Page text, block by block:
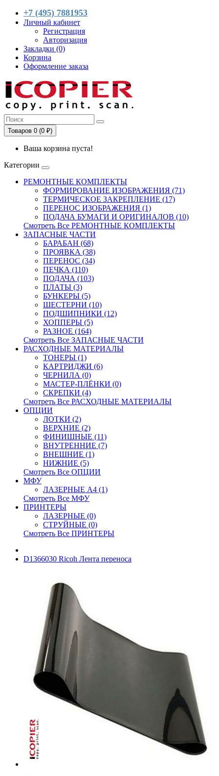
+7 (495) 7881953
Личный кабинет
Регистрация
Авторизация
Закладки (0)
Корзина
Оформление заказа
Товаров 0 (0 ₽)
Ваша корзина пуста!
Категории
РЕМОНТНЫЕ КОМПЛЕКТЫ
ФОРМИРОВАНИЕ ИЗОБРАЖЕНИЯ (71)
ТЕРМИЧЕСКОЕ ЗАКРЕПЛЕНИЕ (17)
ПЕРЕНОС ИЗОБРАЖЕНИЯ (1)
ПОДАЧА БУМАГИ И ОРИГИНАЛОВ (10)
Смотреть Все РЕМОНТНЫЕ КОМПЛЕКТЫ
ЗАПАСНЫЕ ЧАСТИ
БАРАБАН (68)
ПРОЯВКА (38)
ПЕРЕНОС (34)
ПЕЧКА (110)
ПОДАЧА (103)
ПЛАТЫ (3)
БУНКЕРЫ (5)
ШЕСТЕРНИ (10)
ПОДШИПНИКИ (12)
ХОППЕРЫ (5)
РАЗНОЕ (164)
Смотреть Все ЗАПАСНЫЕ ЧАСТИ
РАСХОДНЫЕ МАТЕРИАЛЫ
ТОНЕРЫ (1)
КАРТРИДЖИ (6)
ЧЕРНИЛА (0)
МАСТЕР-ПЛЁНКИ (0)
СКРЕПКИ (4)
Смотреть Все РАСХОДНЫЕ МАТЕРИАЛЫ
ОПЦИИ
ЛОТКИ (2)
ВЕРХНИЕ (2)
ФИНИШНЫЕ (11)
ВНУТРЕННИЕ (7)
ВНЕШНИЕ (1)
НИЖНИЕ (5)
Смотреть Все ОПЦИИ
МФУ
ЛАЗЕРНЫЕ A4 (1)
Смотреть Все МФУ
ПРИНТЕРЫ
ЛАЗЕРНЫЕ (0)
СТРУЙНЫЕ (0)
Смотреть Все ПРИНТЕРЫ
D1366030 Ricoh Лента переноса